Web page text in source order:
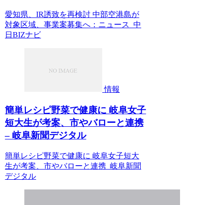
愛知県、IR誘致を再検討 中部空港島が
対象区域、事業案募集へ：ニュース 中
日BIZナビ
情報
簡単レシピ野菜で健康に 岐阜女子
短大生が考案、市やバローと連携
– 岐阜新聞デジタル
簡単レシピ野菜で健康に 岐阜女子短大
生が考案、市やバローと連携 岐阜新聞
デジタル